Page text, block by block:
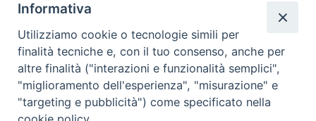
Giorni ed Orari Apertura Uffici:
Lunedì e Mercoledì ore 09:00 – 13:00
Uffici Matrimoni:
Lunedì e Mercoledì ore 09:30 – 12:30
seguici su
Informativa
Utilizziamo cookie o tecnologie simili per
finalità tecniche e, con il tuo consenso, anche per
altre finalità ("interazioni e funzionalità semplici",
"miglioramento dell'esperienza", "misurazione" e
"targeting e pubblicità") come specificato nella